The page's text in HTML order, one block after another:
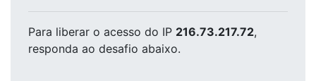
Para liberar o acesso do IP 216.73.217.72,
responda ao desafio abaixo.